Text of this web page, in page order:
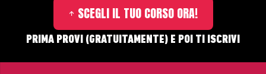
SCEGLI IL TUO CORSO ORA!
PRIMA PROVI (GRATUITAMENTE) E POI TI ISCRIVI